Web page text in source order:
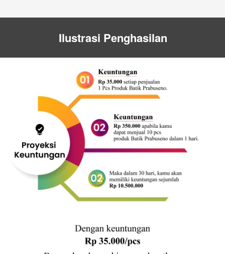
Ilustrasi Penghasilan